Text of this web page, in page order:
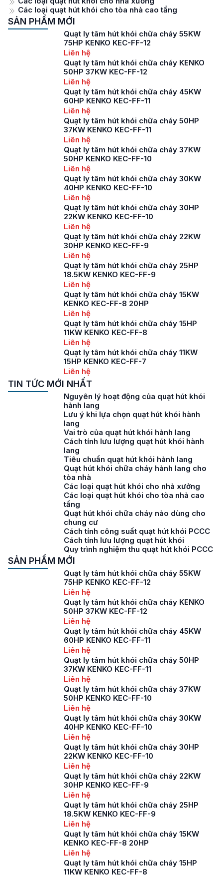
Các loại quạt hút khói cho tòa nhà cao tầng
SẢN PHẨM MỚI
Quạt ly tâm hút khói chữa cháy 55KW
75HP KENKO KEC-FF-12
Liên hệ
Quạt ly tâm hút khói chữa cháy KENKO
50HP 37KW KEC-FF-12
Liên hệ
Quạt ly tâm hút khói chữa cháy 45KW
60HP KENKO KEC-FF-11
Liên hệ
Quạt ly tâm hút khói chữa cháy 50HP
37KW KENKO KEC-FF-11
Liên hệ
Quạt ly tâm hút khói chữa cháy 37KW
50HP KENKO KEC-FF-10
Liên hệ
Quạt ly tâm hút khói chữa cháy 30KW
40HP KENKO KEC-FF-10
Liên hệ
Quạt ly tâm hút khói chữa cháy 30HP
22KW KENKO KEC-FF-10
Liên hệ
Quạt ly tâm hút khói chữa cháy 22KW
30HP KENKO KEC-FF-9
Liên hệ
Quạt ly tâm hút khói chữa cháy 25HP
18.5KW KENKO KEC-FF-9
Liên hệ
Quạt ly tâm hút khói chữa cháy 15KW
KENKO KEC-FF-8 20HP
Liên hệ
Quạt ly tâm hút khói chữa cháy 15HP
11KW KENKO KEC-FF-8
Liên hệ
Quạt ly tâm hút khói chữa cháy 11KW
15HP KENKO KEC-FF-7
Liên hệ
TIN TỨC MỚI NHẤT
Nguyên lý hoạt động của quạt hút khói
hành lang
Lưu ý khi lựa chọn quạt hút khói hành
lang
Vai trò của quạt hút khói hành lang
Cách tính lưu lượng quạt hút khói hành
lang
Tiêu chuẩn quạt hút khói hành lang
Quạt hút khói chữa cháy hành lang cho
tòa nhà
Các loại quạt hút khói cho nhà xưởng
Các loại quạt hút khói cho tòa nhà cao
tầng
Quạt hút khói chữa cháy nào dùng cho
chung cư
Cách tính công suất quạt hút khói PCCC
Cách tính lưu lượng quạt hút khói
Quy trình nghiệm thu quạt hút khói PCCC
SẢN PHẨM MỚI
Quạt ly tâm hút khói chữa cháy 55KW
75HP KENKO KEC-FF-12
Liên hệ
Quạt ly tâm hút khói chữa cháy KENKO
50HP 37KW KEC-FF-12
Liên hệ
Quạt ly tâm hút khói chữa cháy 45KW
60HP KENKO KEC-FF-11
Liên hệ
Quạt ly tâm hút khói chữa cháy 50HP
37KW KENKO KEC-FF-11
Liên hệ
Quạt ly tâm hút khói chữa cháy 37KW
50HP KENKO KEC-FF-10
Liên hệ
Quạt ly tâm hút khói chữa cháy 30KW
40HP KENKO KEC-FF-10
Liên hệ
Quạt ly tâm hút khói chữa cháy 30HP
22KW KENKO KEC-FF-10
Liên hệ
Quạt ly tâm hút khói chữa cháy 22KW
30HP KENKO KEC-FF-9
Liên hệ
Quạt ly tâm hút khói chữa cháy 25HP
18.5KW KENKO KEC-FF-9
Liên hệ
Quạt ly tâm hút khói chữa cháy 15KW
KENKO KEC-FF-8 20HP
Liên hệ
Quạt ly tâm hút khói chữa cháy 15HP
11KW KENKO KEC-FF-8